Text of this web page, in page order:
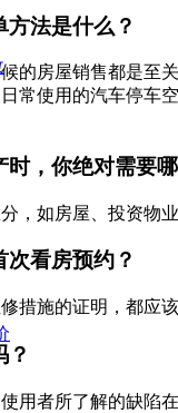
法是什么？
的房屋销售都是至
常使用的汽车停车
，你绝对需要
，如房屋、投资物
看房预约？
措施的证明，都应
？
用者所了解的缺陷